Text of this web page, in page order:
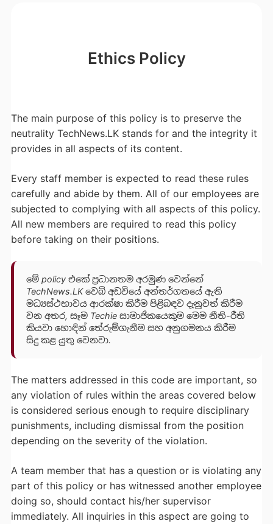
Ethics Policy
The main purpose of this policy is to preserve the
neutrality TechNews.LK stands for and the integrity it
provides in all aspects of its content.
Every staff member is expected to read these rules
carefully and abide by them. All of our employees are
subjected to complying with all aspects of this policy.
All new members are required to read this policy
before taking on their positions.
මේ policy එකේ ප්‍රධානතම අරමුණ වෙන්නේ
TechNews.LK වෙබ් අඩවියේ අන්තර්ගතයේ ඇති
මධ්‍යස්ථභාවය ආරක්ෂා කිරීම පිළිබඳව දැනුවත් කිරීම
වන අතර, සෑම Techie සාමාජිකයෙකුම මෙම නීති-රීති
කියවා හොඳින් තේරුම්ගැනීම සහ අනුගමනය කිරීම
සිදු කළ යුතු වෙනවා.
The matters addressed in this code are important, so
any violation of rules within the areas covered below
is considered serious enough to require disciplinary
punishments, including dismissal from the position
depending on the severity of the violation.
A team member that has a question or is violating any
part of this policy or has witnessed another employee
doing so, should contact his/her supervisor
immediately. All inquiries in this aspect are going to